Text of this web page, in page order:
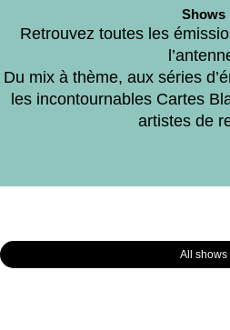
Shows
Retrouvez toutes les
Du mix à thème, aux séries
les incontournables Cartes
artistes de
All shows